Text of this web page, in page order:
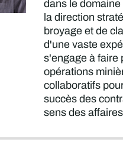
dans le
la direction
broyage et de
d'une vaste
s'engage à faire
opérations
collaboratifs
succès des
sens des